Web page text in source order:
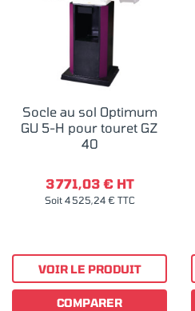
Socle au sol Optimum
GU 5-H pour touret GZ
40
3 771,03 € HT
Soit 4 525,24 € TTC
VOIR LE PRODUIT
COMPARER